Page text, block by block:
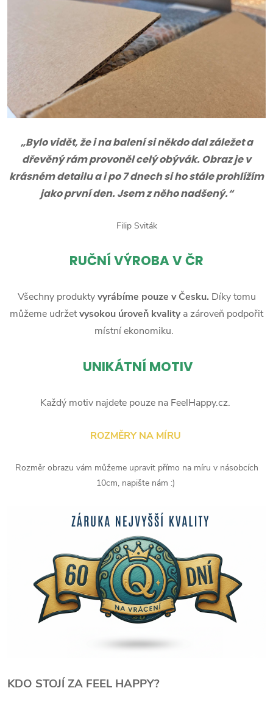
„Bylo vidět, že i na balení si někdo dal záležet a
dřevěný rám provoněl celý obývák. Obraz je v
krásném detailu a i po 7 dnech si ho stále prohlížím
jako první den. Jsem z něho nadšený.“
Filip Sviták
RUČNÍ VÝROBA V ČR
Všechny produktyvyrábíme pouze v Česku. Díky tomu
můžeme udržetvysokou úroveň kvalitya zároveň podpořit
místní ekonomiku.
UNIKÁTNÍ MOTIV
Každý motiv najdete pouze na FeelHappy.cz.
ROZMĚRY NA MÍRU
Rozměr obrazu vám můžeme upravit přímo na míru v násobcích
10cm, napište nám :)
KDO STOJÍ ZA FEEL HAPPY?